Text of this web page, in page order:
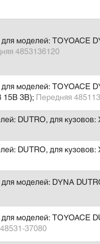
моделей: TOYOACE
4853136120
моделей: TOYOACE
15B 3B);
Передняя
DUTRO, для кузовов:
DUTRO, для кузовов:
моделей: DYNA
моделей: TOYOACE
48531-37080